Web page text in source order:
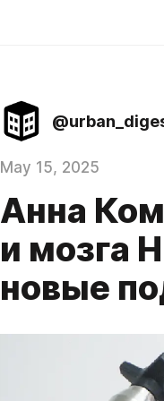
May 15, 2025
Анна
и мозга
новые